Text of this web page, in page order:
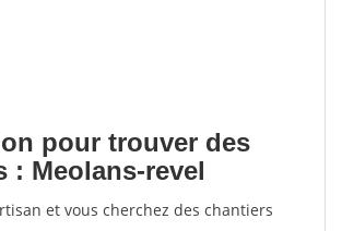
pour trouver des
: Meolans-revel
et vous cherchez des chantiers